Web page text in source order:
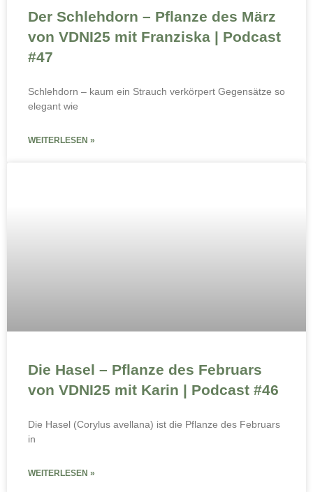
Der Schlehdorn – Pflanze des März
von VDNI25 mit Franziska | Podcast
#47
Schlehdorn – kaum ein Strauch verkörpert Gegensätze so
elegant wie
WEITERLESEN »
Die Hasel – Pflanze des Februars
von VDNI25 mit Karin | Podcast #46
Die Hasel (Corylus avellana) ist die Pflanze des Februars
in
WEITERLESEN »